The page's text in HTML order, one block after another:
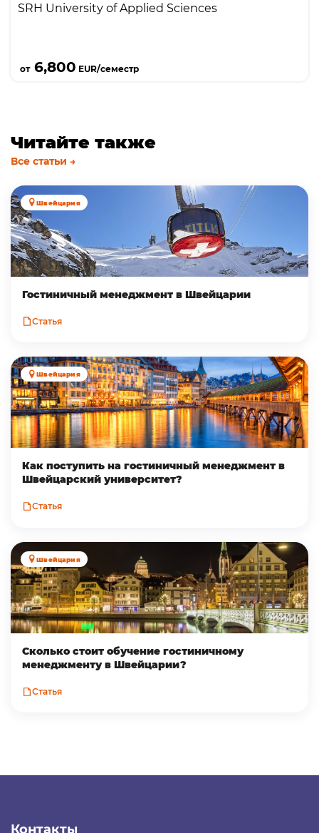
SRH University of Applied Sciences
от6,800 EUR/семестр
Читайте также
Все статьи →
Швейцария
Гостиничный менеджмент в Швейцарии
Статья
Швейцария
Как поступить на гостиничный менеджмент в
Швейцарский университет?
Статья
Швейцария
Сколько стоит обучение гостиничному
менеджменту в Швейцарии?
Статья
Контакты